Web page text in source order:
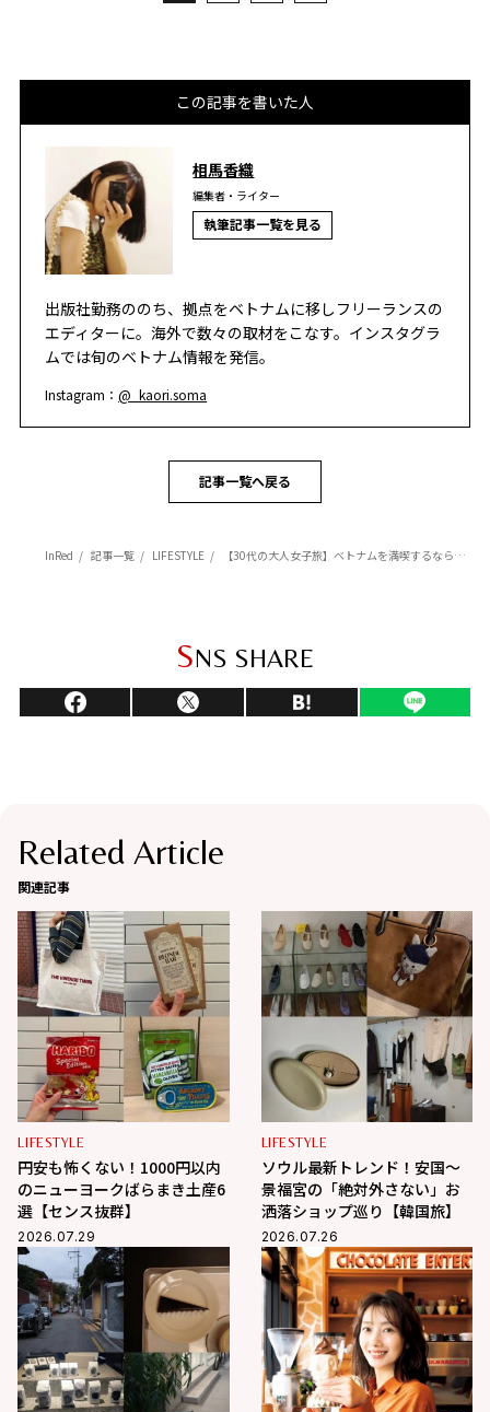
この記事を書いた人
相馬香織
編集者・ライター
執筆記事一覧を見る
出版社勤務ののち、拠点をベトナムに移しフリーランスの
エディターに。海外で数々の取材をこなす。インスタグラ
ムでは旬のベトナム情報を発信。
Instagram：@_kaori.soma
記事一覧へ戻る
InRed 記事一覧 LIFESTYLE 【30代の大人女子旅】ベトナムを満喫するならスターバックスへ！ 現地在住の編集ライター相馬の海外生活 in ベトナム
SNS SHARE
Related Article
関連記事
LIFESTYLE
円安も怖くない！1000円以内
のニューヨークばらまき土産6
選【センス抜群】
2026.07.29
LIFESTYLE
ソウル最新トレンド！安国〜
景福宮の「絶対外さない」お
洒落ショップ巡り【韓国旅】
2026.07.26